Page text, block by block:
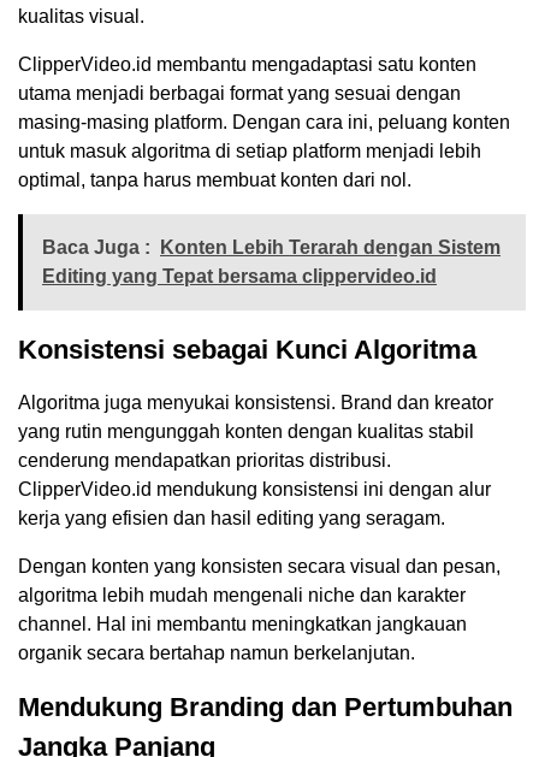
kualitas visual.
ClipperVideo.id membantu mengadaptasi satu konten
utama menjadi berbagai format yang sesuai dengan
masing-masing platform. Dengan cara ini, peluang konten
untuk masuk algoritma di setiap platform menjadi lebih
optimal, tanpa harus membuat konten dari nol.
Baca Juga :
Konten Lebih Terarah dengan Sistem
Editing yang Tepat bersama clippervideo.id
Konsistensi sebagai Kunci Algoritma
Algoritma juga menyukai konsistensi. Brand dan kreator
yang rutin mengunggah konten dengan kualitas stabil
cenderung mendapatkan prioritas distribusi.
ClipperVideo.id mendukung konsistensi ini dengan alur
kerja yang efisien dan hasil editing yang seragam.
Dengan konten yang konsisten secara visual dan pesan,
algoritma lebih mudah mengenali niche dan karakter
channel. Hal ini membantu meningkatkan jangkauan
organik secara bertahap namun berkelanjutan.
Mendukung Branding dan Pertumbuhan
Jangka Panjang